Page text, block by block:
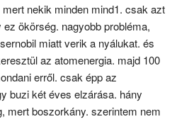
nekik minden mind1. csak azt
ökörség. nagyobb probléma,
miatt verik a nyálukat. és
az atomenergia. majd 100
erről. csak épp az
buzi két éves elzárása. hány
mert boszorkány. szerintem nem